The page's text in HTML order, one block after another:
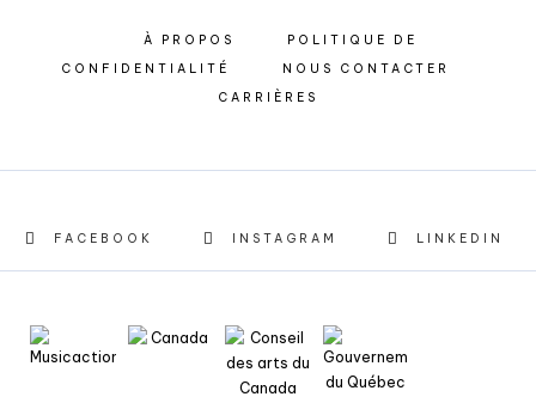
À PROPOS
POLITIQUE DE
CONFIDENTIALITÉ
NOUS CONTACTER
CARRIÈRES
FACEBOOK INSTAGRAM LINKEDIN